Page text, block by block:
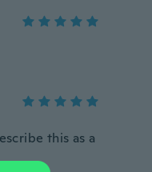
this as a